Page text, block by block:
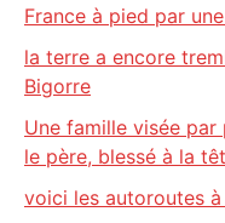
France à pied par
la terre a encore
Bigorre
Une famille visée par
le père, blessé à la
voici les autoroutes